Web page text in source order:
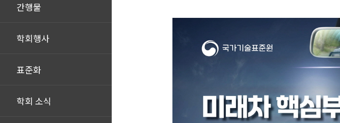
간행물
학회행사
표준화
학회 소식